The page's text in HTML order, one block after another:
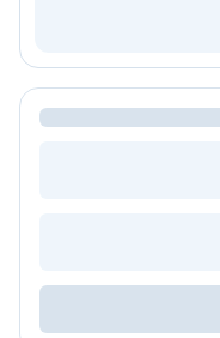
Ceai
Bacanie
BLACK FRIDAY
Contact
Livrare